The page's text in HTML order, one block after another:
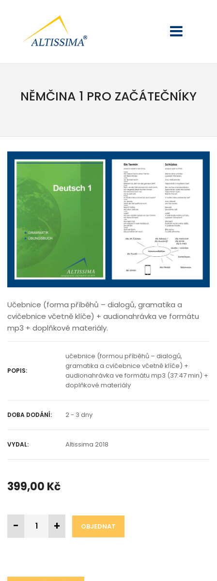
NĚMČINA 1 PRO ZAČÁTEČNÍKY
Učebnice (forma příběhů – dialogů, gramatika a
cvičebnice včetně klíče) + audionahrávka ve formátu
mp3 + doplňkové materiály.
POPIS:
učebnice (formou příběhů – dialogů,
gramatika a cvičebnice včetně klíče) +
audionahrávka ve formátu mp3 (37:47 min) +
doplňkové materiály
DOBA DODÁNÍ: 2 - 3 dny
VYDAL: Altissima 2018
399,00 Kč
+
- OBJEDNAT